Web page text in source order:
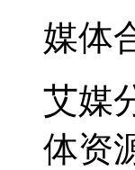
媒体
艾媒
体资